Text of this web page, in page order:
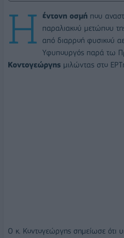
Η έντονη οσμή που
παραλιακού μετώπου
από διαρροή φυσικού
Υφυπουργός παρά τω
Κοντογεώργης μιλώντας στο
Ο κ. Κοντογεώργης σημείωσε ότι